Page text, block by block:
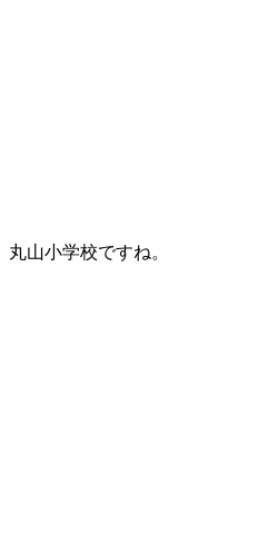
丸山小学校ですね。